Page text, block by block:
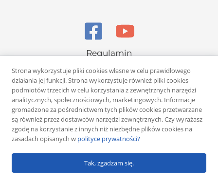
Regulamin
Polityka prywatności
Copyright © 2026 Rafał Żuber
Powered byKlub eMarketera
Strona wykorzystuje pliki cookies własne w celu prawidłowego
działania jej funkcji. Strona wykorzystuje również pliki cookies
podmiotów trzecich w celu korzystania z zewnętrznych narzędzi
analitycznych, społecznościowych, marketingowych. Informacje
gromadzone za pośrednictwem tych plików cookies przetwarzane
są również przez dostawców narzędzi zewnętrznych. Czy wyrażasz
zgodę na korzystanie z innych niż niezbędne plików cookies na
zasadach opisanych w polityce prywatności?
Tak, zgadzam się.